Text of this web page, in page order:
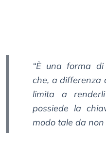
“È una forma
che, a differenza
limita a
possiede la
modo tale da